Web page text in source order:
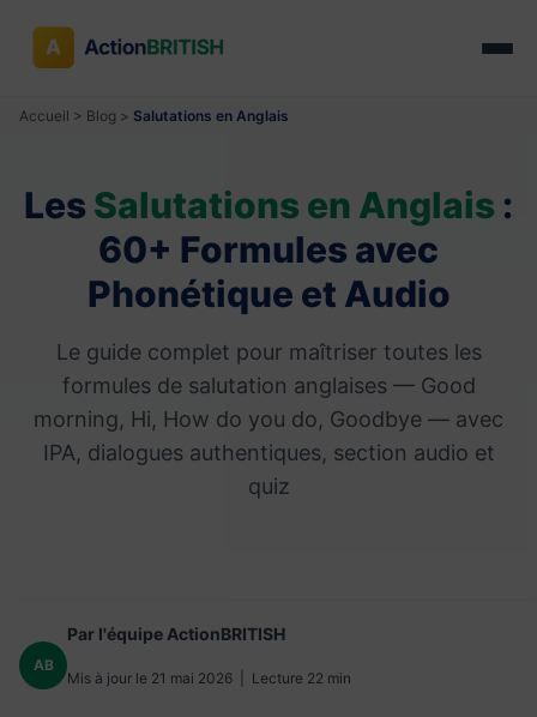
Accueil > Blog > Salutations en Anglais
Les Salutations en Anglais :
60+ Formules avec
Phonétique et Audio
Le guide complet pour maîtriser toutes les
formules de salutation anglaises — Good
morning, Hi, How do you do, Goodbye — avec
IPA, dialogues authentiques, section audio et
quiz
AB
Par l'équipe ActionBRITISH
Mis à jour le 21 mai 2026 | Lecture 22 min